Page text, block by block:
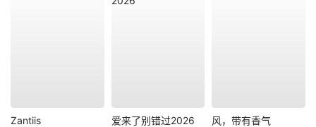
Zantiis 爱来了别错过2026 风，带有香气